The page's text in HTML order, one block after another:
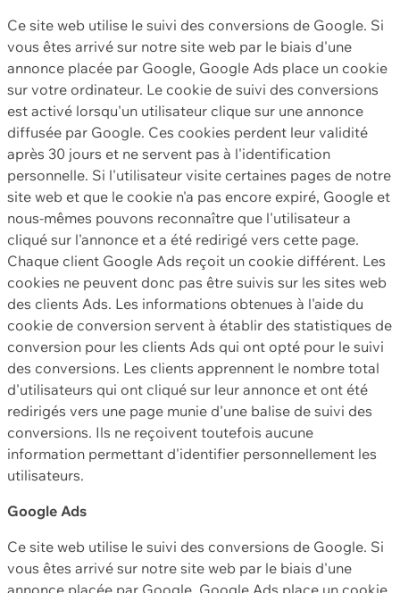
Ce site web utilise le suivi des conversions de Google. Si
vous êtes arrivé sur notre site web par le biais d'une
annonce placée par Google, Google Ads place un cookie
sur votre ordinateur. Le cookie de suivi des conversions
est activé lorsqu'un utilisateur clique sur une annonce
diffusée par Google. Ces cookies perdent leur validité
après 30 jours et ne servent pas à l'identification
personnelle. Si l'utilisateur visite certaines pages de notre
site web et que le cookie n'a pas encore expiré, Google et
nous-mêmes pouvons reconnaître que l'utilisateur a
cliqué sur l'annonce et a été redirigé vers cette page.
Chaque client Google Ads reçoit un cookie différent. Les
cookies ne peuvent donc pas être suivis sur les sites web
des clients Ads. Les informations obtenues à l'aide du
cookie de conversion servent à établir des statistiques de
conversion pour les clients Ads qui ont opté pour le suivi
des conversions. Les clients apprennent le nombre total
d'utilisateurs qui ont cliqué sur leur annonce et ont été
redirigés vers une page munie d'une balise de suivi des
conversions. Ils ne reçoivent toutefois aucune
information permettant d'identifier personnellement les
utilisateurs.
Google Ads
Ce site web utilise le suivi des conversions de Google. Si
vous êtes arrivé sur notre site web par le biais d'une